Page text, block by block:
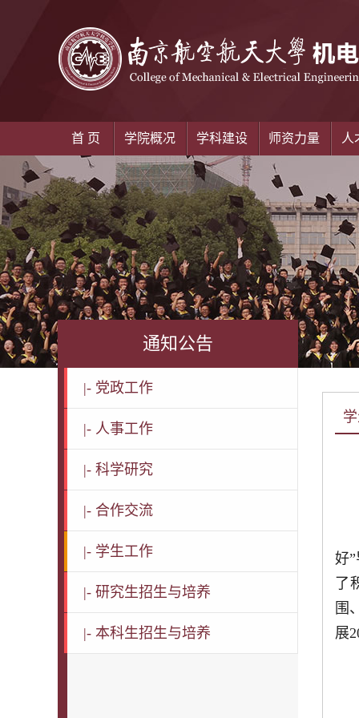
首 页 学院概况 学科建设 师资力量 人
通知公告
|- 党政工作
|- 人事工作
|- 科学研究
|- 合作交流
|- 学生工作
|- 研究生招生与培养
|- 本科生招生与培养
好
了
围
展